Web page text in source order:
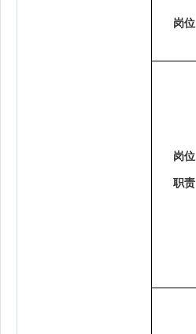
岗位
岗位
职责